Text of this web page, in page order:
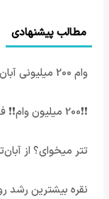
مطالب پیشنهادی
وام 200 میلیونی آبان تتر. همین الان احراز هویت کن!
❗❗200 میلیون وام❗❗ فقط با احراز هویت در آبان تتر
تتر میخوای؟ از آبان‌تتر بخر | 100 هزار
نقره بیشترین رشد